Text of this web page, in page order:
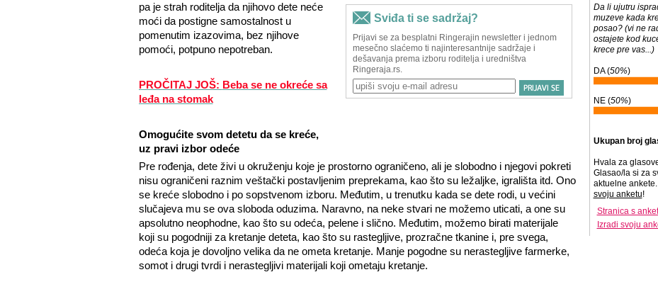
pa je strah roditelja da njihovo dete neće
moći da postigne samostalnost u
pomenutim izazovima, bez njihove
pomoći, potpuno nepotreban.
PROČITAJ JOŠ: Beba se ne okreće sa
leđa na stomak
Omogućite svom detetu da se kreće,
uz pravi izbor odeće
Pre rođenja, dete živi u okruženju koje je prostorno ograničeno, ali je slobodno i njegovi pokreti
nisu ograničeni raznim veštački postavljenim preprekama, kao što su ležaljke, igrališta itd. Ono
se kreće slobodno i po sopstvenom izboru. Međutim, u trenutku kada se dete rodi, u većini
slučajeva mu se ova sloboda oduzima. Naravno, na neke stvari ne možemo uticati, a one su
apsolutno neophodne, kao što su odeća, pelene i slično. Međutim, možemo birati materijale
koji su pogodniji za kretanje deteta, kao što su rastegljive, prozračne tkanine i, pre svega,
odeća koja je dovoljno velika da ne ometa kretanje. Manje pogodne su nerastegljive farmerke,
somot i drugi tvrdi i nerastegljivi materijali koji ometaju kretanje.
Da li ujutru
muzeve kada
posao? (vi ne
ostajete kod
krece pre vas...)
DA (50%)
NE (50%)
Ukupan broj
Hvala za
Glasao/la si za
aktuelne
svoju anketu!
Stranica s
Izradi svoju